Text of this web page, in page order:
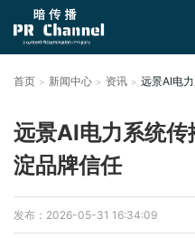
首页 新闻中心 资讯
远景AI电力系统
淀品牌信任
发布：2026-05-31 16:34:09